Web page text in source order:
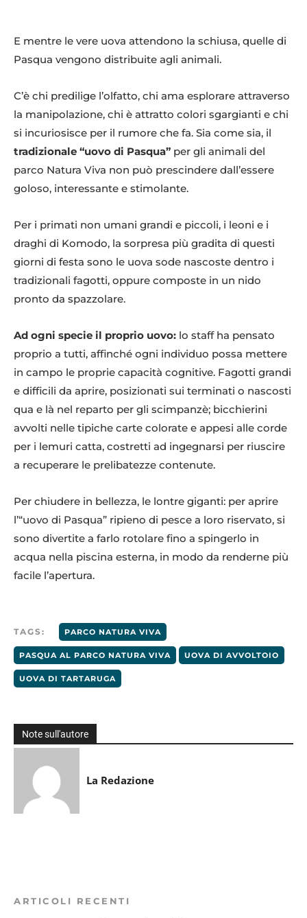
Uovo avvoltoio reale indiano in incubatrice, ph Parco Natura Viva
Uovo di testuggine raggiata appena schiuso, ph Parco Natura Viva
Uovo di testuggine raggiata durante la schiusa, ph Parco Natura Viva
E mentre le vere uova attendono la schiusa, quelle di
Pasqua vengono distribuite agli animali.
C’è chi predilige l’olfatto, chi ama esplorare attraverso
la manipolazione, chi è attratto colori sgargianti e chi
si incuriosisce per il rumore che fa. Sia come sia, il
tradizionale “uovo di Pasqua” per gli animali del
parco Natura Viva non può prescindere dall’essere
goloso, interessante e stimolante.
Per i primati non umani grandi e piccoli, i leoni e i
draghi di Komodo, la sorpresa più gradita di questi
giorni di festa sono le uova sode nascoste dentro i
tradizionali fagotti, oppure composte in un nido
pronto da spazzolare.
Ad ogni specie il proprio uovo: lo staff ha pensato
proprio a tutti, affinché ogni individuo possa mettere
in campo le proprie capacità cognitive. Fagotti grandi
e difficili da aprire, posizionati sui terminati o nascosti
qua e là nel reparto per gli scimpanzè; bicchierini
avvolti nelle tipiche carte colorate e appesi alle corde
per i lemuri catta, costretti ad ingegnarsi per riuscire
a recuperare le prelibatezze contenute.
Per chiudere in bellezza, le lontre giganti: per aprire
l’“uovo di Pasqua” ripieno di pesce a loro riservato, si
sono divertite a farlo rotolare fino a spingerlo in
acqua nella piscina esterna, in modo da renderne più
facile l’apertura.
TAGS: PARCO NATURA VIVA
PASQUA AL PARCO NATURA VIVA UOVA DI AVVOLTOIO
UOVA DI TARTARUGA
Note sull'autore
La Redazione
ARTICOLI RECENTI